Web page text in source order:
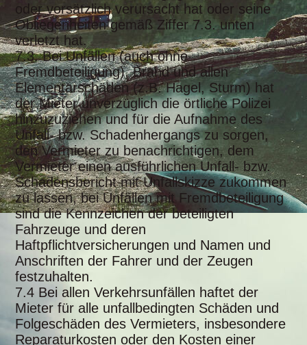
oder vorsätzlich verursacht hat oder seine
Obliegenheiten gemäß Ziffer 7.3. unten
verletzt hat.
7.3. Bei Unfällen (auch ohne
Fremdbeteiligung), Brand und allen
Elementarschäden (z.B. Hagel, Sturm) hat
der Mieter unverzüglich die örtliche Polizei
hinzuzuziehen und für die Aufnahme des
Unfall- bzw. Schadenhergangs zu sorgen,
den Vermieter zu benachrichtigen, dem
Vermieter einen ausführlichen Unfall- bzw.
Schadensbericht mit Unfallskizze zukommen
zu lassen, bei Unfällen mit Fremdbeteiligung
sind die Kennzeichen der beteiligten
Fahrzeuge und deren
Haftpflichtversicherungen und Namen und
Anschriften der Fahrer und der Zeugen
festzuhalten.
7.4 Bei allen Verkehrsunfällen haftet der
Mieter für alle unfallbedingten Schäden und
Folgeschäden des Vermieters, insbesondere
Reparaturkosten oder den Kosten einer